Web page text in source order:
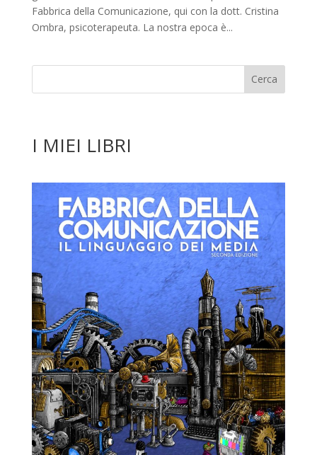
Fabbrica della Comunicazione, qui con la dott. Cristina
Ombra, psicoterapeuta. La nostra epoca è...
I MIEI LIBRI